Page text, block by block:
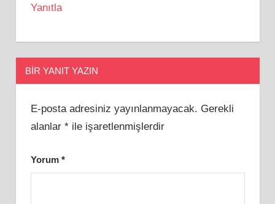
Yanıtla
BIR YANIT YAZIN
E-posta adresiniz yayınlanmayacak. Gerekli
alanlar *ile işaretlenmişlerdir
Yorum *